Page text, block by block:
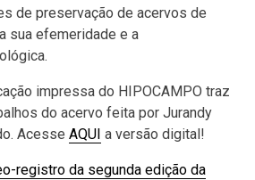
de preservação de acervos de
sua efemeridade e a
impressa do HIPOCAMPO traz
do acervo feita por Jurandy
Acesse AQUI a versão digital!
registro da segunda edição da